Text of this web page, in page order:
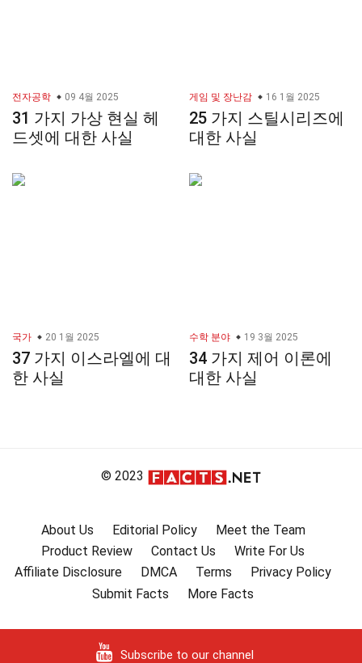
전자공학 09 4월 2025
31 가지 가상 현실 헤
드셋에 대한 사실
게임 및 장난감 16 1월 2025
25 가지 스틸시리즈에
대한 사실
국가 20 1월 2025
37 가지 이스라엘에 대
한 사실
수학 분야 19 3월 2025
34 가지 제어 이론에
대한 사실
© 2023
About Us Editorial Policy
Meet the Team
Product Review
Contact Us
Write For Us
Affiliate Disclosure
DMCA Terms
Privacy Policy
Submit Facts
More Facts
Subscribe to our channel